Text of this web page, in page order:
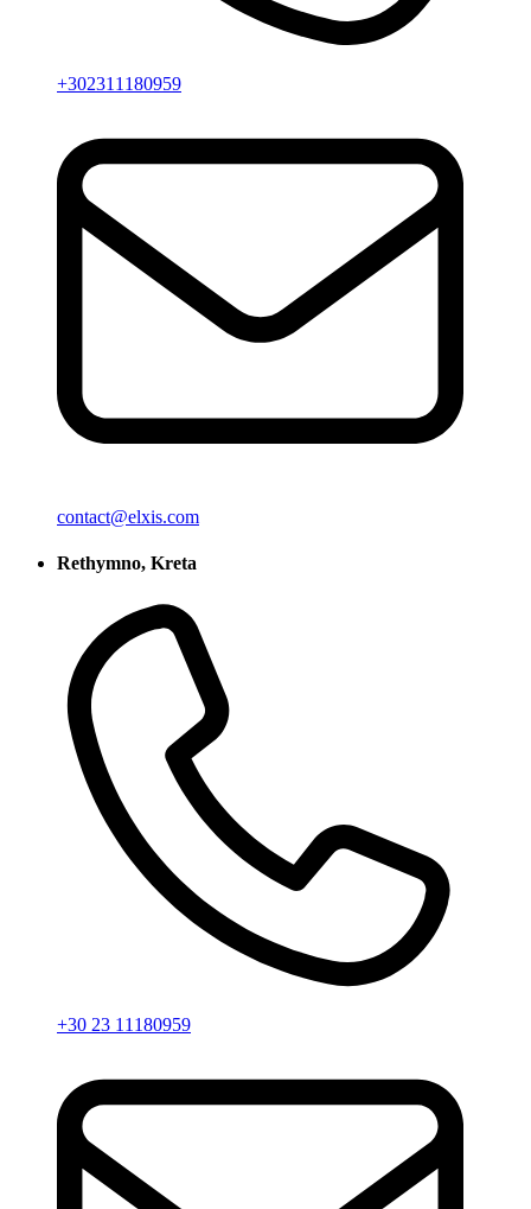
+302311180959
contact@elxis.com
Rethymno, Kreta
+30 23 11180959